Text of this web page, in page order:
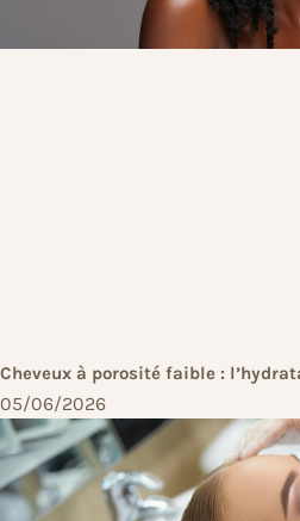
Cheveux à porosité faible :
05/06/2026